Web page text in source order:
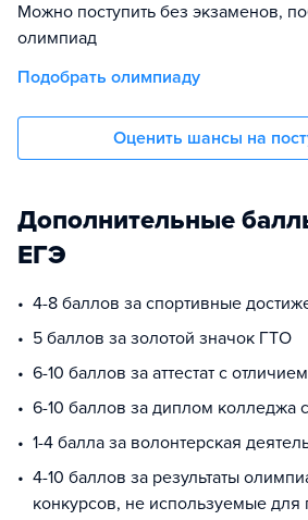
Можно поступить без экзаменов,
олимпиад
Подобрать олимпиаду
Оценить шансы на
Дополнительные
ЕГЭ
4-8 баллов за спортивные
5 баллов за золотой значок ГТО
6-10 баллов за аттестат с отличием
6-10 баллов за диплом колледжа
1-4 балла за волонтерская
4-10 баллов за результаты
конкурсов, не используемые